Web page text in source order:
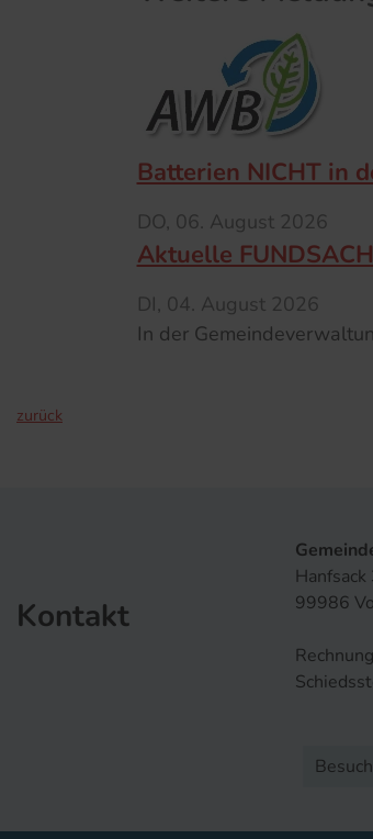
Batterien NICHT in
DO, 06. August 2026
Aktuelle
DI, 04. August 2026
In der
zurück
Kontakt
Hanfsack
99986